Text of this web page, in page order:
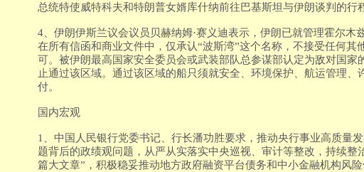
总统特使威特科夫和特朗普女婿库什纳前往巴基斯坦与伊朗谈判的行
4、伊朗伊斯兰议会议员贝赫纳姆·赛义迪表示，伊朗已就管理霍尔木
在所有信函和商业文件中，仅承认“波斯湾”这个名称，不接受任何
可。被伊朗最高国家安全委员会或武装部队总参谋部认定为敌对国
止通过该区域。通过该区域的船只须就安全、环境保护、航运管理
付。
国内宏观
1、中国人民银行党委书记、行长潘功胜要求，推动央行事业高质量
题背后的政绩观问题，从严从实落实中央巡视、审计等整改，持续整
篇大文章”，积极稳妥推动地方政府融资平台债务和中小金融机构风